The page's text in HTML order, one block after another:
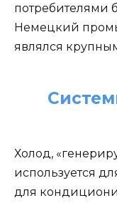
потребителями
Немецкий
являлся
Холод,
используется
для